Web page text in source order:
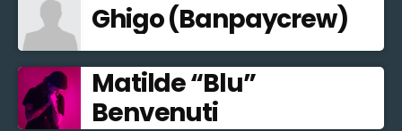
Ghigo (Banpaycrew)
Matilde “Blu”
Benvenuti